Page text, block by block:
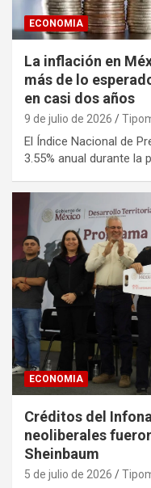
ECONOMIA
La inflación en
más de lo
en casi dos años
9 de julio de 2026
El Índice Nacional de
3.55% anual durante la
ECONOMIA
Créditos del
neoliberales
Sheinbaum
5 de julio de 2026